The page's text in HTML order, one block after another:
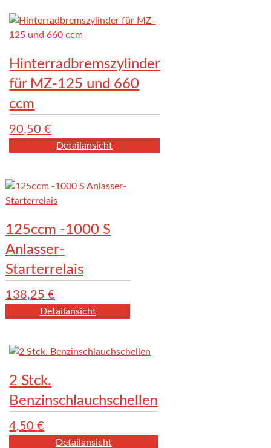
Hinterradbremszylinder
für MZ-125 und 660
ccm
90,50€
Detailansicht
125ccm -1000 S
Anlasser-
Starterrelais
138,25 €
Detailansicht
2 Stck.
Benzinschlauchschellen
4,50€
Detailansicht